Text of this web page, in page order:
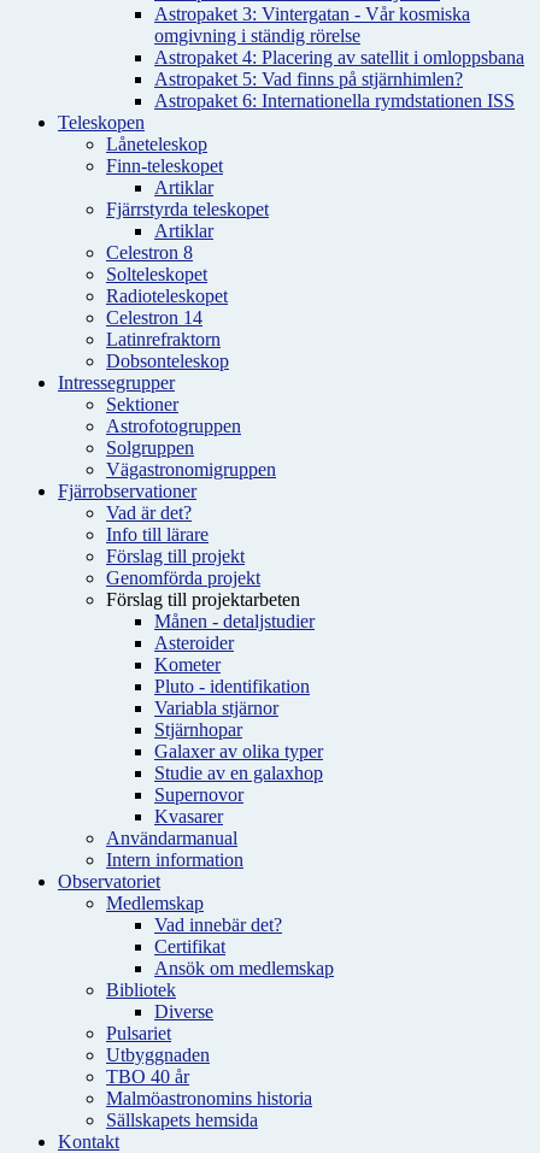
Astropaket 3: Vintergatan - Vår kosmiska
omgivning i ständig rörelse
Astropaket 4: Placering av satellit i omloppsbana
Astropaket 5: Vad finns på stjärnhimlen?
Astropaket 6: Internationella rymdstationen ISS
Teleskopen
Låneteleskop
Finn-teleskopet
Artiklar
Fjärrstyrda teleskopet
Artiklar
Celestron 8
Solteleskopet
Radioteleskopet
Celestron 14
Latinrefraktorn
Dobsonteleskop
Intressegrupper
Sektioner
Astrofotogruppen
Solgruppen
Vägastronomigruppen
Fjärrobservationer
Vad är det?
Info till lärare
Förslag till projekt
Genomförda projekt
Förslag till projektarbeten
Månen - detaljstudier
Asteroider
Kometer
Pluto - identifikation
Variabla stjärnor
Stjärnhopar
Galaxer av olika typer
Studie av en galaxhop
Supernovor
Kvasarer
Användarmanual
Intern information
Observatoriet
Medlemskap
Vad innebär det?
Certifikat
Ansök om medlemskap
Bibliotek
Diverse
Pulsariet
Utbyggnaden
TBO 40 år
Malmöastronomins historia
Sällskapets hemsida
Kontakt